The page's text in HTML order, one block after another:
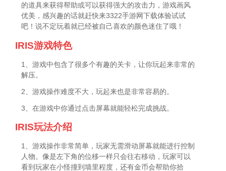
的道具来获得帮助或可以获得强大的攻击力，游戏画风
优美，感兴趣的话就赶快来3322手游网下载体验试试
吧！说不定玩着就已经被自己喜欢的颜色迷住了哦！
IRIS游戏特色
1、游戏中包含了很多个有趣的关卡，让你玩起来非常的
解压。
2、游戏操作难度不大，玩起来也是非常容易的。
3、在游戏中你通过点击屏幕就能轻松完成挑战。
IRIS玩法介绍
1、游戏操作非常简单，玩家无需滑动屏幕就能进行控制
人物。像是左下角的位移一样只会往右移动，玩家可以
看到玩家在小怪撞到墙里程度，还有金币会帮助你拾